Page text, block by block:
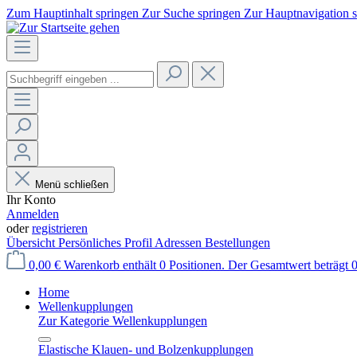
Zum Hauptinhalt springen Zur Suche springen Zur Hauptnavigation
Menü schließen
Ihr Konto
Anmelden
oderregistrieren
Übersicht Persönliches Profil Adressen Bestellungen
0,00 € Warenkorb enthält 0 Positionen. Der Gesamtwert beträgt
Home
Wellenkupplungen
Zur Kategorie Wellenkupplungen
Elastische Klauen- und Bolzenkupplungen